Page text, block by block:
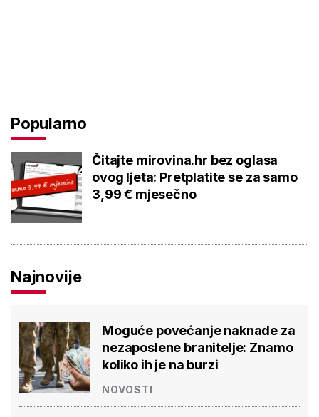
Popularno
Čitajte mirovina.hr bez oglasa
ovog ljeta: Pretplatite se za samo
3,99 € mjesečno
Najnovije
Moguće povećanje naknade za
nezaposlene branitelje: Znamo
koliko ih je na burzi
NOVOSTI